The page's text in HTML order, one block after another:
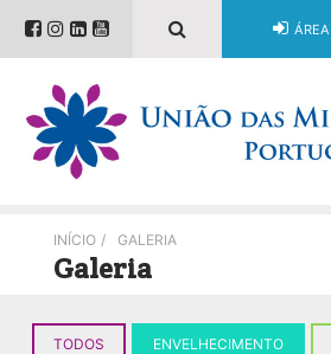
INÍCIO / GALERIA
Galeria
TODOS ENVELHECIMENTO